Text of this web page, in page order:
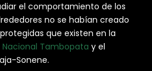
el comportamiento de los
no se habían creado
que existen en la
Nacional Tambopata y el
Sonene.